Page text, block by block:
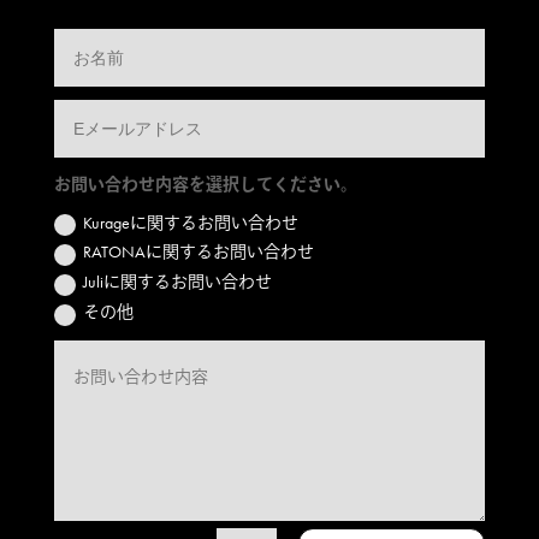
お問い合わせ内容を選択してください。
Kurageに関するお問い合わせ
RATONAに関するお問い合わせ
Juliに関するお問い合わせ
その他